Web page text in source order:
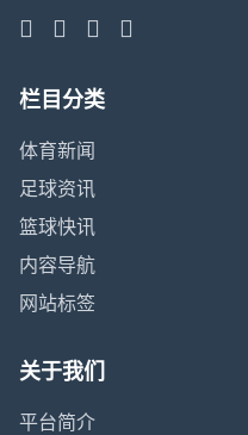
栏目分类
体育新闻
足球资讯
篮球快讯
内容导航
网站标签
关于我们
平台简介